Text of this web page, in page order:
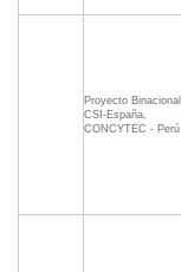
Proyecto Binacional
CSI-España,
CONCYTEC - Perú